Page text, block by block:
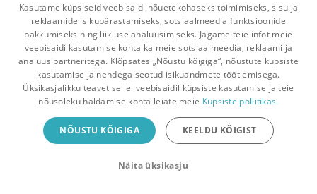
Melinda Julietta
Umbes 6 aastattagasi
Pealehele Ostukorv Sõnumid Teated Konto
Raamatuvahetuse mobiiliäpp
Vaheta raamatuid veelgi mugavamalt!
Kasutame küpsiseid veebisaidi nõuetekohaseks toimimiseks, sisu ja
reklaamide isikupärastamiseks, sotsiaalmeedia funktsioonide
pakkumiseks ning liikluse analüüsimiseks. Jagame teie infot meie
veebisaidi kasutamise kohta ka meie sotsiaalmeedia, reklaami ja
analüüsipartneritega. Klõpsates „Nõustu kõigiga“, nõustute küpsiste
kasutamise ja nendega seotud isikuandmete töötlemisega.
Üksikasjalikku teavet sellel veebisaidil küpsiste kasutamise ja teie
nõusoleku haldamise kohta leiate meie Küpsiste poliitikas.
NÕUSTU KÕIGIGA KEELDU KÕIGIST
Näita üksikasju